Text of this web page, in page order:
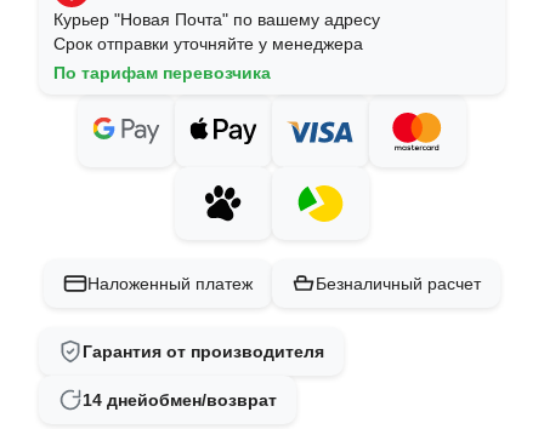
Курьер "Новая Почта" по вашему адресу
Срок отправки уточняйте у менеджера
По тарифам перевозчика
Наложенный платеж Безналичный расчет
Гарантия от производителя
14 днейобмен/возврат